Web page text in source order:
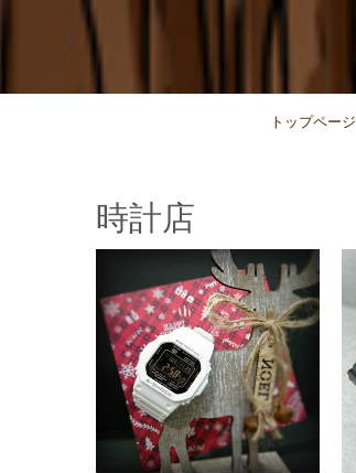
トップページ
時計店